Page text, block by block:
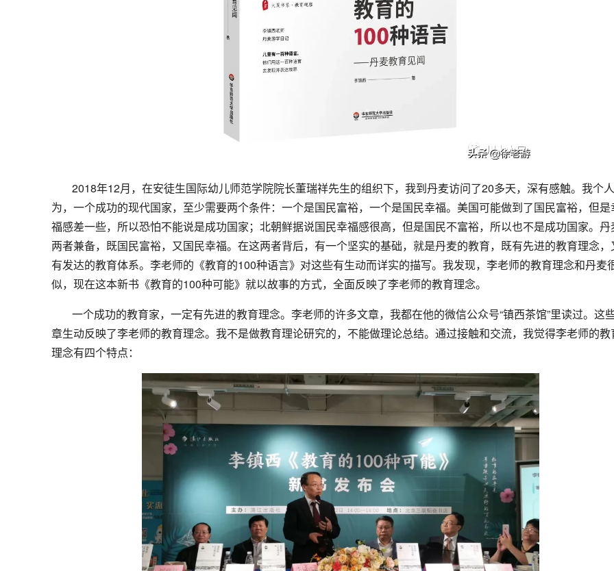
2018年12月，在安徒生国际幼儿师范学院院长董瑞祥先生的组织下，我到丹麦访问了20多天，深有感触。我个
为，一个成功的现代国家，至少需要两个条件：一个是国民富裕，一个是国民幸福。美国可能做到了国民富裕，但是
福感差一些，所以恐怕不能说是成功国家；北朝鲜据说国民幸福感很高，但是国民不富裕，所以也不是成功国家。丹
两者兼备，既国民富裕，又国民幸福。在这两者背后，有一个坚实的基础，就是丹麦的教育，既有先进的教育理念，
有发达的教育体系。李老师的《教育的100种语言》对这些有生动而详实的描写。我发现，李老师的教育理念和丹麦
似，现在这本新书《教育的100种可能》就以故事的方式，全面反映了李老师的教育理念。
一个成功的教育家，一定有先进的教育理念。李老师的许多文章，我都在他的微信公众号“镇西茶馆”里读过。这
章生动反映了李老师的教育理念。我不是做教育理论研究的，不能做理论总结。通过接触和交流，我觉得李老师的教
理念有四个特点：